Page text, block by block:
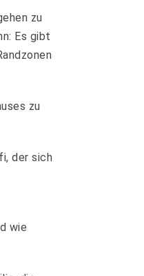
zu
Es gibt
zu
der sich
wie